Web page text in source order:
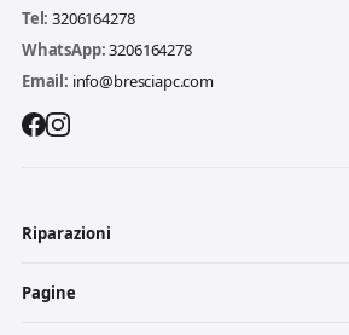
Tel: 3206164278
WhatsApp:3206164278
Email: info@bresciapc.com
Riparazioni
Pagine